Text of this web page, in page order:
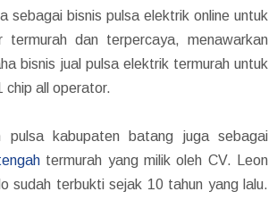
sebagai bisnis pulsa elektrik online untuk
termurah dan terpercaya, menawarkan
bisnis jual pulsa elektrik termurah untuk
chip all operator.
pulsa kabupaten batang juga sebagai
termurah yang milik oleh CV. Leon
sudah terbukti sejak 10 tahun yang lalu.